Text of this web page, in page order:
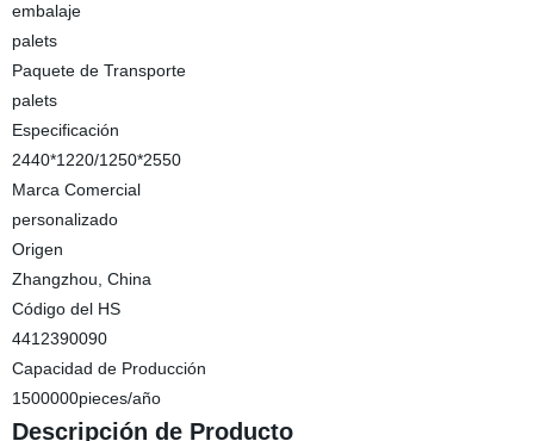
embalaje
palets
Paquete de Transporte
palets
Especificación
2440*1220/1250*2550
Marca Comercial
personalizado
Origen
Zhangzhou, China
Código del HS
4412390090
Capacidad de Producción
1500000pieces/año
Descripción de Producto